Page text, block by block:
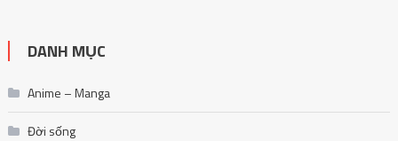
DANH MỤC
Anime – Manga
Đời sống